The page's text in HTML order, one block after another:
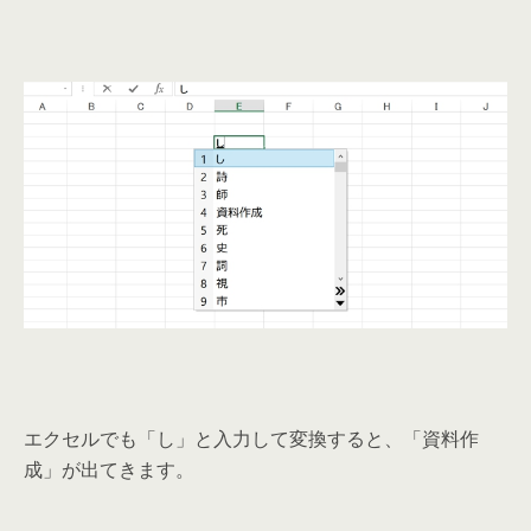
エクセルでも「し」と入力して変換すると、「資料作
成」が出てきます。